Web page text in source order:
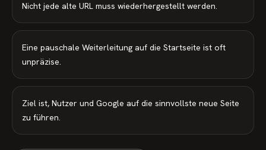
Nicht jede alte URL muss wiederhergestellt werden.
Eine pauschale Weiterleitung auf die Startseite ist oft
unpräzise.
Ziel ist, Nutzer und Google auf die sinnvollste neue Seite
zu führen.